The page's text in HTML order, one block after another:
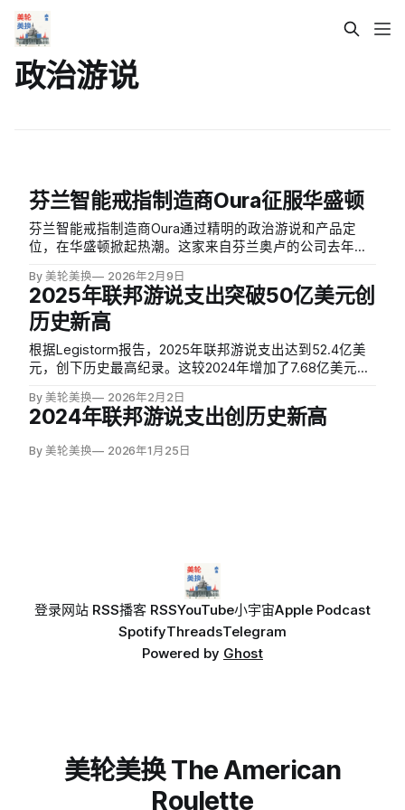
政治游说
芬兰智能戒指制造商Oura征服华盛顿
芬兰智能戒指制造商Oura通过精明的政治游说和产品定
位，在华盛顿掀起热潮。这家来自芬兰奥卢的公司去年将
普政府和共和党国会议员关系密切的顶级游说公司。
By 美轮美换 2026年2月9日
2025年联邦游说支出突破50亿美元创
历史新高
根据Legistorm报告，2025年联邦游说支出达到52.4亿美
元，创下历史最高纪录。这较2024年增加了7.68亿美元，
支出推至新高，也超过了2021至2022年间4.66亿美元的前
纪录增幅。
By 美轮美换 2026年2月2日
2024年联邦游说支出创历史新高
By 美轮美换 2026年1月25日
登录网站 RSS播客 RSSYouTube小宇宙Apple Podcast
SpotifyThreadsTelegram
Powered by Ghost
美轮美换 The American
Roulette